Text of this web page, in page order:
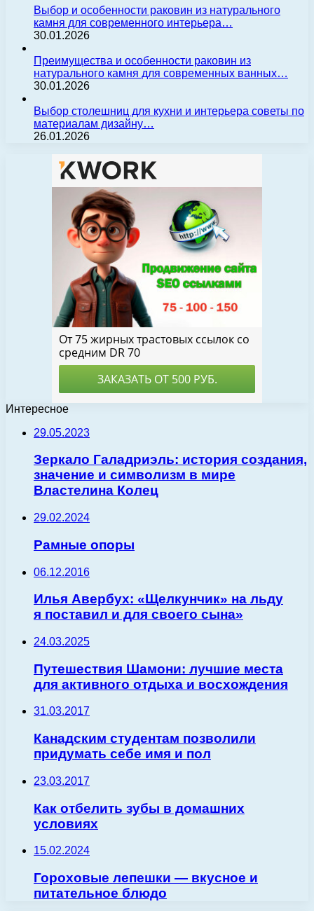
Выбор и особенности раковин из натурального
камня для современного интерьера…
30.01.2026
Преимущества и особенности раковин из
натурального камня для современных ванных…
30.01.2026
Выбор столешниц для кухни и интерьера советы по
материалам дизайну…
26.01.2026
Интересное
29.05.2023
Зеркало Галадриэль: история создания,
значение и символизм в мире
Властелина Колец
29.02.2024
Рамные опоры
06.12.2016
Илья Авербух: «Щелкунчик» на льду
я поставил и для своего сына»
24.03.2025
Путешествия Шамони: лучшие места
для активного отдыха и восхождения
31.03.2017
Канадским студентам позволили
придумать себе имя и пол
23.03.2017
Как отбелить зубы в домашних
условиях
15.02.2024
Гороховые лепешки — вкусное и
питательное блюдо